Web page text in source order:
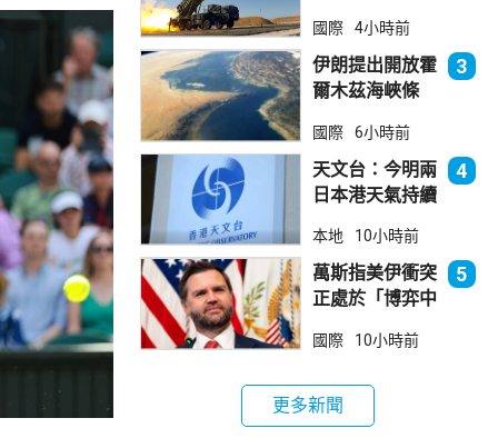
長促加快生產武
器
國際 4小時前
伊朗提出開放霍
爾木茲海峽條
賠償等
3
國際 6小時前
天文台：今明兩
日本港天氣持續
4
本地 10小時前
萬斯指美伊衝突
正處於「博弈中
5
國際 10小時前
更多新聞